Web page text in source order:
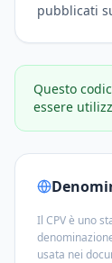
pubblicati
Questo
essere
Il CPV è uno
usata nei